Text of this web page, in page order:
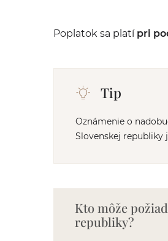
Poplatok sa platí pri
Tip
Oznámenie o
Slovenskej republiky
Kto môže
republiky?